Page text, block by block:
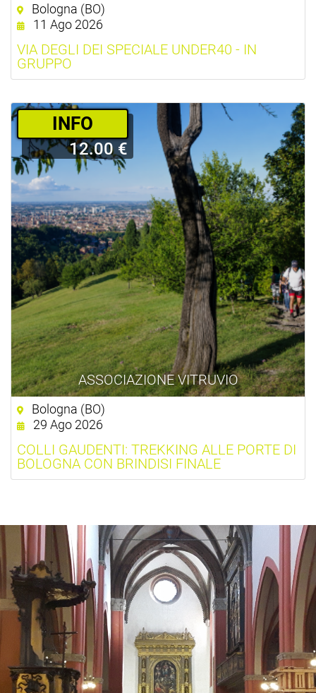
Bologna (BO)
11 Ago 2026
VIA DEGLI DEI SPECIALE UNDER40 - IN
GRUPPO
ASSOCIAZIONE VITRUVIO
­INFO
12.00 €
Bologna (BO)
29 Ago 2026
COLLI GAUDENTI: TREKKING ALLE PORTE DI
BOLOGNA CON BRINDISI FINALE